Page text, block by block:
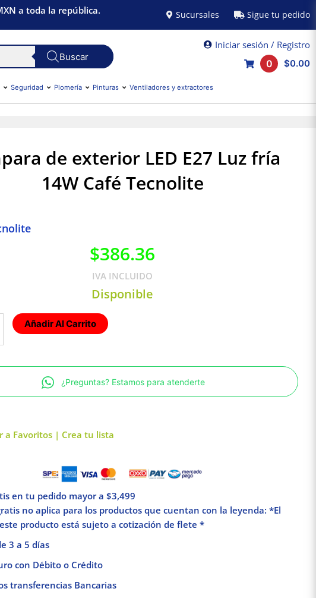
a toda la república. Sucursales Sigue tu pedido
Iniciar sesión / Registro
0
$0.00
Seguridad Plomería Pinturas Ventiladores y extractores
de exterior LED E27 Luz fría
14W Café Tecnolite
$386.36
IVA INCLUIDO
Disponible
Añadir Al Carrito
¿Preguntas? Estamos para atenderte
a Favoritos | Crea tu lista
en tu pedido mayor a $3,499
no aplica para los productos que cuentan con la leyenda: *El
producto está sujeto a cotización de flete *
3 a 5 días
con Débito o Crédito
transferencias Bancarias